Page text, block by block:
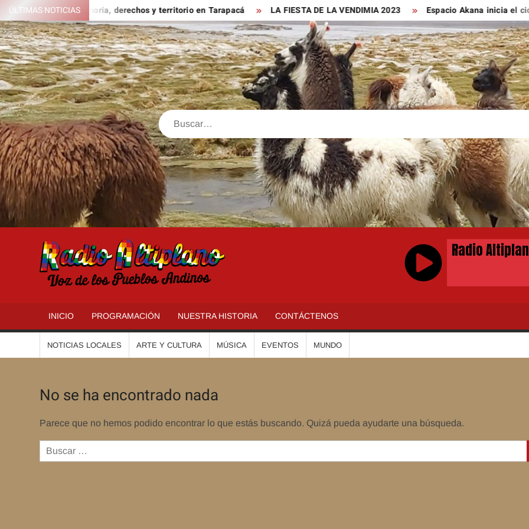
Saltar
al
contenido
ÚLTIMAS NOTICIAS
sobre memoria, derechos y territorio en Tarapacá LA FIESTA DE LA VENDIMIA 2023 Espacio Akana inicia el ciclo
Buscar
RADIOALTIPLANO
INICIO PROGRAMACIÓN NUESTRA HISTORIA CONTÁCTENOS
NOTICIAS LOCALES ARTE Y CULTURA MÚSICA EVENTOS MUNDO
No se ha encontrado nada
Parece que no hemos podido encontrar lo que estás buscando. Quizá pueda ayudarte una búsqueda.